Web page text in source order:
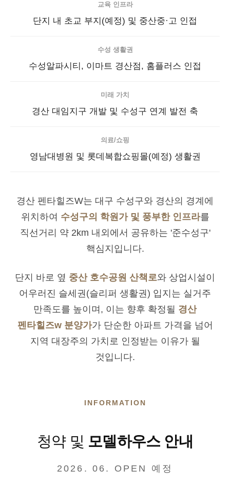
교육 인프라
단지 내 초교 부지(예정) 및 중산중·고 인접
수성 생활권
수성알파시티, 이마트 경산점, 홈플러스 인접
미래 가치
경산 대임지구 개발 및 수성구 연계 발전 축
의료/쇼핑
영남대병원 및 롯데복합쇼핑몰(예정) 생활권
경산 펜타힐즈W는 대구 수성구와 경산의 경계에
위치하여 수성구의 학원가 및 풍부한 인프라를
직선거리 약 2km 내외에서 공유하는 '준수성구'
핵심지입니다.
단지 바로 옆 중산 호수공원 산책로와 상업시설이
어우러진 슬세권(슬리퍼 생활권) 입지는 실거주
만족도를 높이며, 이는 향후 확정될 경산
펜타힐즈w 분양가가 단순한 아파트 가격을 넘어
지역 대장주의 가치로 인정받는 이유가 될
것입니다.
INFORMATION
청약 및 모델하우스 안내
2026. 06. OPEN 예정